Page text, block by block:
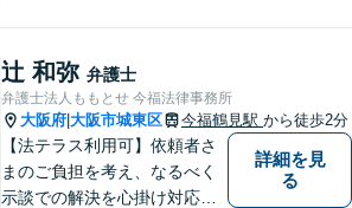
迅速かつ丁寧な対応を心が
け、満足度の高い解決を目指
します【放出駅1分】
辻 和弥 弁護士
弁護士法人ももとせ 今福法律事務所
大阪府 大阪市城東区 今福鶴見駅 から徒歩2分
【法テラス利用可】依頼者さ
まのご負担を考え、なるべく
示談での解決を心掛け対応い
詳細を見
る